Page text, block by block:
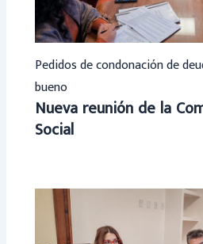
Pedidos de condonación de
bueno
Nueva reunión de la
Social